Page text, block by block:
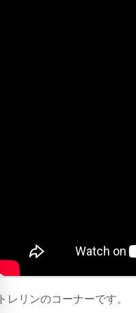
トレリンのコーナーです。